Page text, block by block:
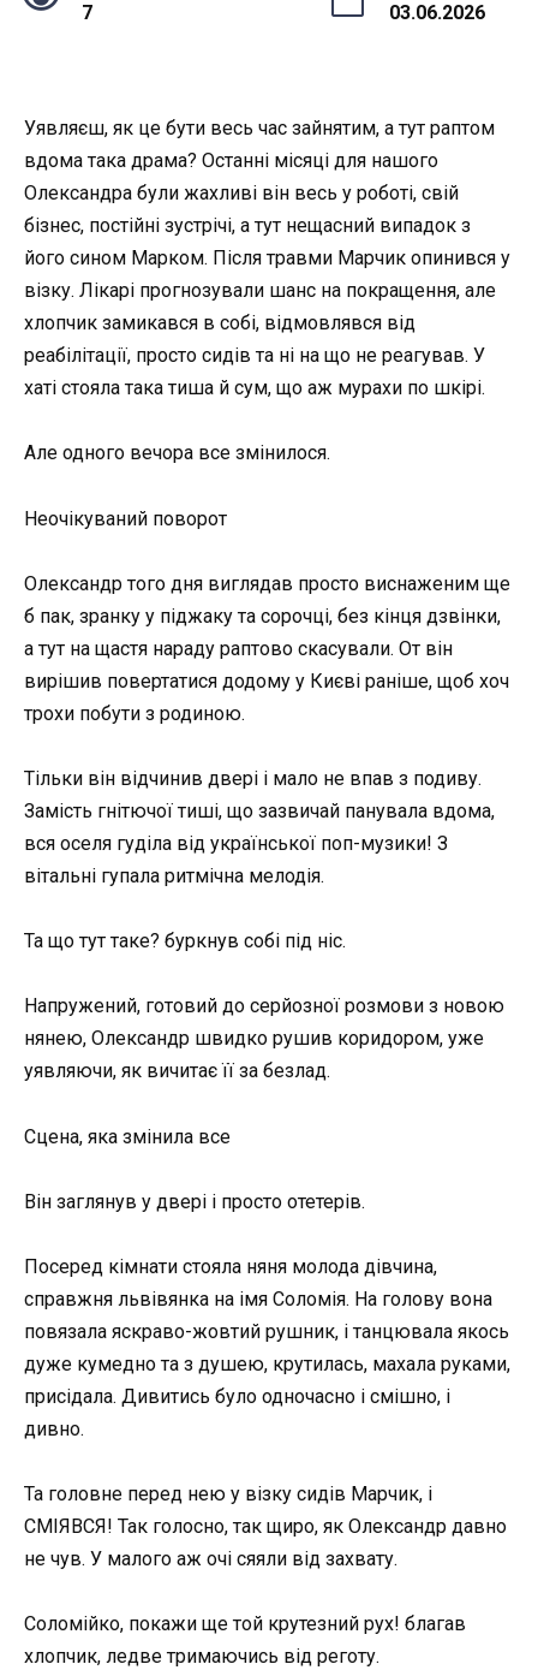
7 03.06.2026
Уявляєш, як це бути весь час зайнятим, а тут раптом
вдома така драма? Останні місяці для нашого
Олександра були жахливі він весь у роботі, свій
бізнес, постійні зустрічі, а тут нещасний випадок з
його сином Марком. Після травми Марчик опинився у
візку. Лікарі прогнозували шанс на покращення, але
хлопчик замикався в собі, відмовлявся від
реабілітації, просто сидів та ні на що не реагував. У
хаті стояла така тиша й сум, що аж мурахи по шкірі.
Але одного вечора все змінилося.
Неочікуваний поворот
Олександр того дня виглядав просто виснаженим ще
б пак, зранку у піджаку та сорочці, без кінця дзвінки,
а тут на щастя нараду раптово скасували. От він
вирішив повертатися додому у Києві раніше, щоб хоч
трохи побути з родиною.
Тільки він відчинив двері і мало не впав з подиву.
Замість гнітючої тиші, що зазвичай панувала вдома,
вся оселя гуділа від української поп-музики! З
вітальні гупала ритмічна мелодія.
Та що тут таке? буркнув собі під ніс.
Напружений, готовий до серйозної розмови з новою
нянею, Олександр швидко рушив коридором, уже
уявляючи, як вичитає її за безлад.
Сцена, яка змінила все
Він заглянув у двері і просто отетерів.
Посеред кімнати стояла няня молода дівчина,
справжня львівянка на імя Соломія. На голову вона
повязала яскраво-жовтий рушник, і танцювала якось
дуже кумедно та з душею, крутилась, махала руками,
присідала. Дивитись було одночасно і смішно, і
дивно.
Та головне перед нею у візку сидів Марчик, і
СМІЯВСЯ! Так голосно, так щиро, як Олександр давно
не чув. У малого аж очі сяяли від захвату.
Соломійко, покажи ще той крутезний рух! благав
хлопчик, ледве тримаючись від реготу.